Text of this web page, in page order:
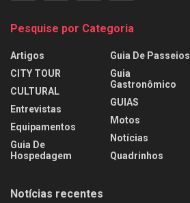
Pesquise por Categoria
Artigos
CITY TOUR
CULTURAL
Entrevistas
Equipamentos
Guia De
Hospedagem
Guia De Passeios
Guia
Gastronômico
GUIAS
Motos
Notícias
Quadrinhos
Notícias recentes